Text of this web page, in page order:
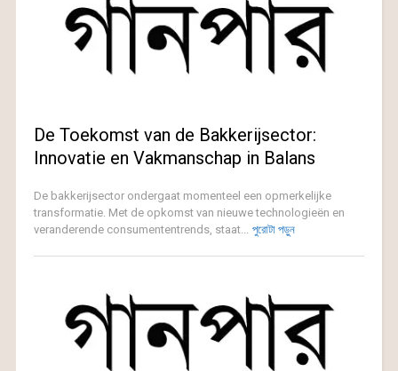
De Toekomst van de Bakkerijsector:
Innovatie en Vakmanschap in Balans
De bakkerijsector ondergaat momenteel een opmerkelijke
transformatie. Met de opkomst van nieuwe technologieën en
veranderende consumententrends, staat... পুরোটা পড়ুন